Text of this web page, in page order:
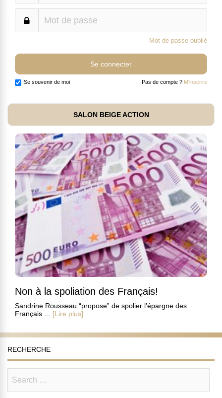
Mot de passe oublié
Se souvenir de moi Pas de compte ? M'inscrire
SALON BEIGE ACTION
Non à la spoliation des Français!
Sandrine Rousseau “propose” de spolier l’épargne des
Français ...
[Lire plus]
RECHERCHE